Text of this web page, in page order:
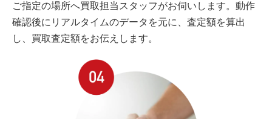
ご指定の場所へ買取担当スタッフがお伺いします。動作
確認後にリアルタイムのデータを元に、査定額を算出
し、買取査定額をお伝えします。